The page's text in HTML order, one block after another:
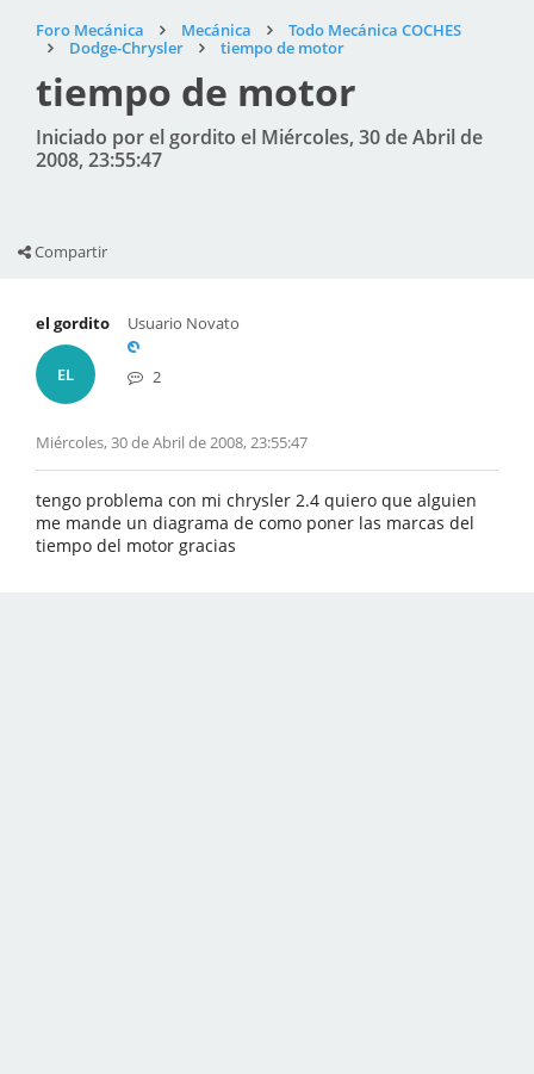
Foro Mecánica Mecánica
Todo Mecánica COCHES
Dodge-Chrysler
tiempo de motor
tiempo de motor
Iniciado por el gordito el Miércoles, 30 de Abril de
2008, 23:55:47
Compartir
el gordito
EL
Usuario Novato
2
Miércoles, 30 de Abril de 2008, 23:55:47
tengo problema con mi chrysler 2.4 quiero que alguien
me mande un diagrama de como poner las marcas del
tiempo del motor gracias